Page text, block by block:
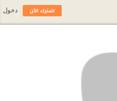
اشترك الآن دخول